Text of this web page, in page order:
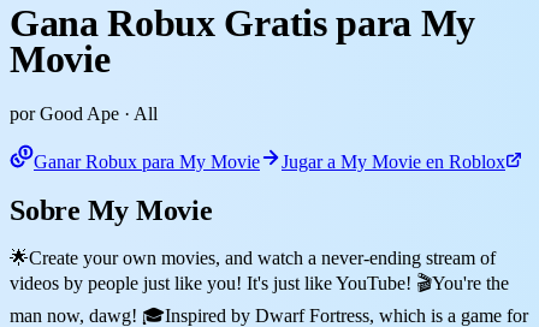
Gana Robux Gratis para My
Movie
por Good Ape · All
Ganar Robux para My Movie Jugar a My Movie en Roblox
Sobre My Movie
🌟Create your own movies, and watch a never-ending stream of
videos by people just like you! It's just like YouTube! 🎬You're the
man now, dawg! 🎓Inspired by Dwarf Fortress, which is a game for